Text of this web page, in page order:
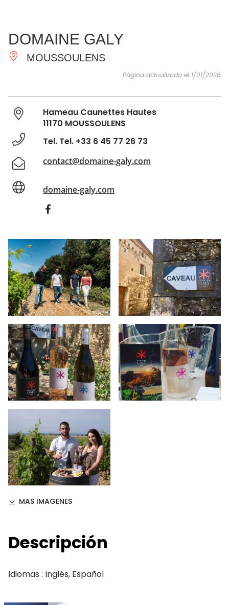
IMPRESCINDIBLES
HACER
DOMAINE GALY
MOUSSOULENS
Página actualizada el 1/01/2026
Hameau Caunettes Hautes
11170 MOUSSOULENS
Tel. Tel. +33 6 45 77 26 73
contact@domaine-galy.com
domaine-galy.com
MAS IMAGENES
Descripción
Idiomas : Inglés, Español